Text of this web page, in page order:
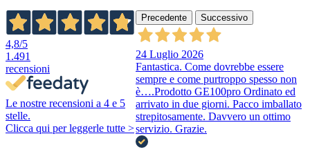
4,8/5
1.491
recensioni
Le nostre recensioni a 4 e 5
stelle.
Clicca qui per leggerle tutte >
Precedente Successivo
24 Luglio 2026
Fantastica. Come dovrebbe essere
sempre e come purtroppo spesso non
è….Prodotto GE100pro Ordinato ed
arrivato in due giorni. Pacco imballato
strepitosamente. Davvero un ottimo
servizio. Grazie.